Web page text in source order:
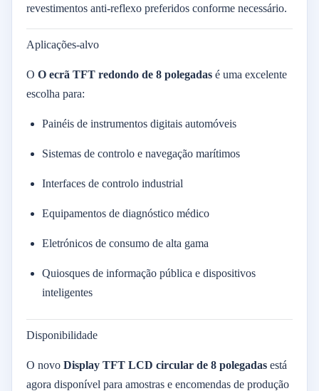
revestimentos anti-reflexo preferidos conforme necessário.
Aplicações-alvo
O O ecrã TFT redondo de 8 polegadas é uma excelente
escolha para:
Painéis de instrumentos digitais automóveis
Sistemas de controlo e navegação marítimos
Interfaces de controlo industrial
Equipamentos de diagnóstico médico
Eletrónicos de consumo de alta gama
Quiosques de informação pública e dispositivos
inteligentes
Disponibilidade
O novo Display TFT LCD circular de 8 polegadas está
agora disponível para amostras e encomendas de produção